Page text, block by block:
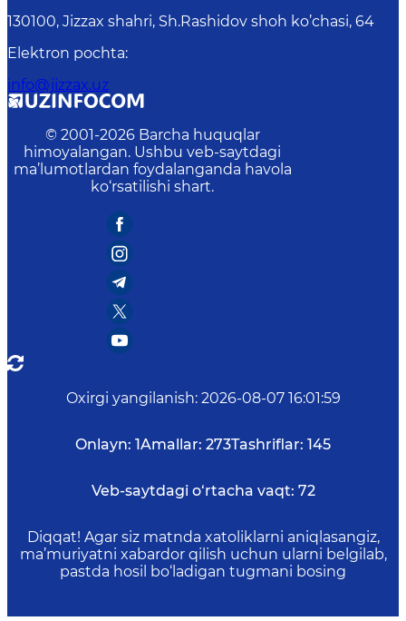
130100, Jizzax shahri, Sh.Rashidov shoh ko’chasi, 64
Elektron pochta:
info@jizzax.uz
© 2001-2026 Barcha huquqlar
himoyalangan. Ushbu veb-saytdagi
ma’lumotlardan foydalanganda havola
ko‘rsatilishi shart.
Oxirgi yangilanish: 2026-08-07 16:01:59
Onlayn: 1Amallar: 273Tashriflar: 145
Veb-saytdagi o‘rtacha vaqt: 72
Diqqat! Agar siz matnda xatoliklarni aniqlasangiz,
ma’muriyatni xabardor qilish uchun ularni belgilab,
pastda hosil bo‘ladigan tugmani bosing